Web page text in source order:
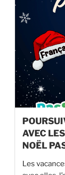
AVEC
NOËL
Les